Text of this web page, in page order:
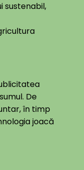
sustenabil,
De
în timp
joacă